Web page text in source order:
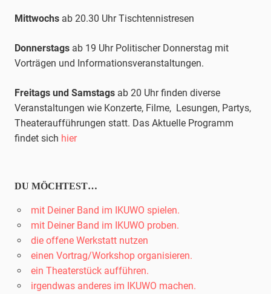
Mittwochs ab 20.30 UhrTischtennistresen
Donnerstags ab 19 Uhr Politischer Donnerstag mit
Vorträgen und Informationsveranstaltungen.
Freitags und Samstags ab 20 Uhr finden diverse
Veranstaltungen wie Konzerte, Filme, Lesungen, Partys,
Theateraufführungen statt. Das Aktuelle Programm
findet sich hier
DU MÖCHTEST…
mit Deiner Band im IKUWO spielen.
mit Deiner Band im IKUWO proben.
die offene Werkstatt nutzen
einen Vortrag/Workshop organisieren.
ein Theaterstück aufführen.
irgendwas anderes im IKUWO machen.